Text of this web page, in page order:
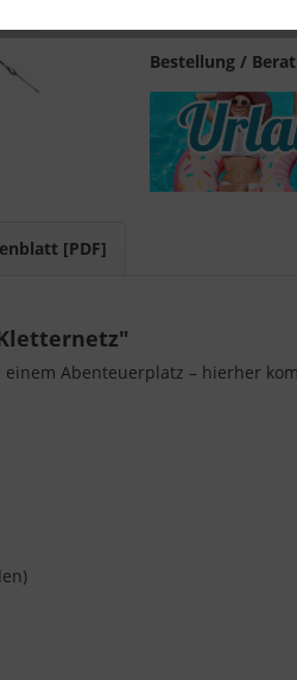
Bestellung /
[PDF]
Abenteuerplatz – hierher